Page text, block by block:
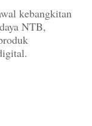
kebangkitan
NTB,